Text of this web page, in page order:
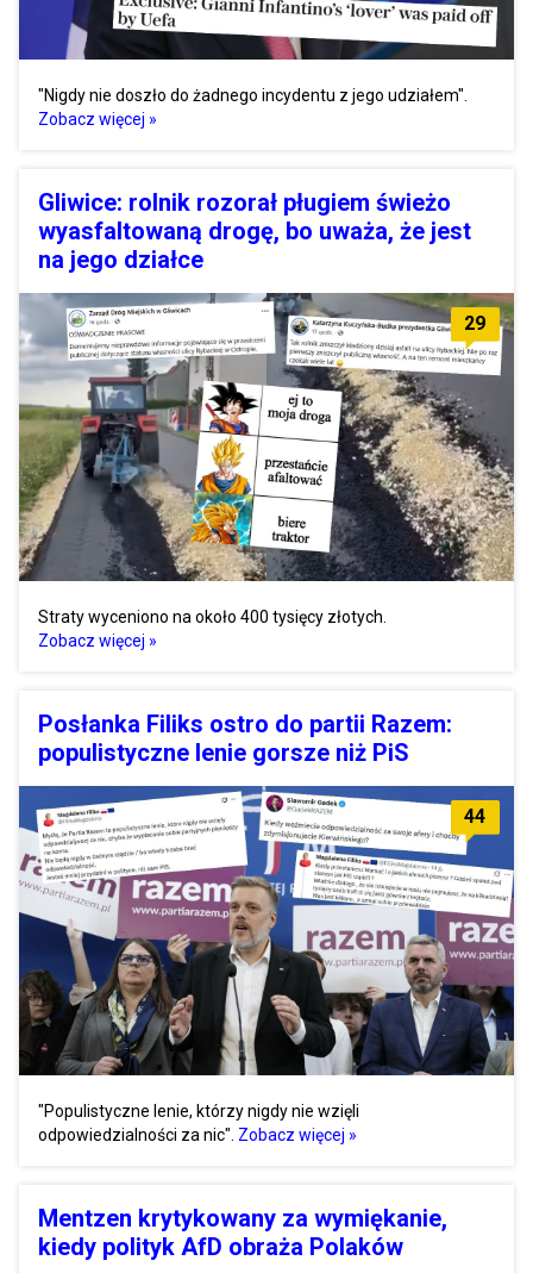
"Nigdy nie doszło do żadnego incydentu z jego udziałem".
Zobacz więcej »
Gliwice: rolnik rozorał pługiem świeżo
wyasfaltowaną drogę, bo uważa, że jest
na jego działce
29
Straty wyceniono na około 400 tysięcy złotych.
Zobacz więcej »
Posłanka Filiks ostro do partii Razem:
populistyczne lenie gorsze niż PiS
44
"Populistyczne lenie, którzy nigdy nie wzięli
odpowiedzialności za nic". Zobacz więcej »
Mentzen krytykowany za wymiękanie,
kiedy polityk AfD obraża Polaków